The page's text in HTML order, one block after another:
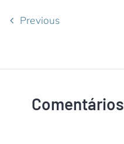
Previous
Comentários